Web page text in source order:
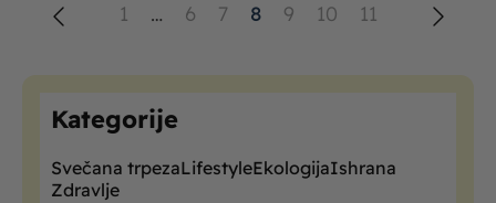
1 … 6 7 8 9 10 11
Kategorije
Svečana trpezaLifestyleEkologijaIshrana
Zdravlje